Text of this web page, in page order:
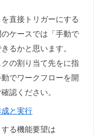
直接トリガーにする
ケースでは「手動で
るかと思います。
の割り当て先をに指
でワークフローを開
認ください。
と実行
る機能要望は